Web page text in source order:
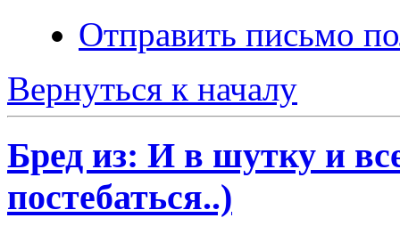
Отправить письмо
Вернуться к началу
Бред из: И в шутку и
постебаться..)